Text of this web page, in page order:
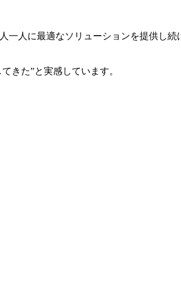
人に最適なソリューションを提供し続
きた”と実感しています。